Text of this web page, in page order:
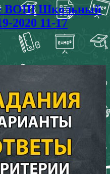
ВОШ Школьный
2020 11-17